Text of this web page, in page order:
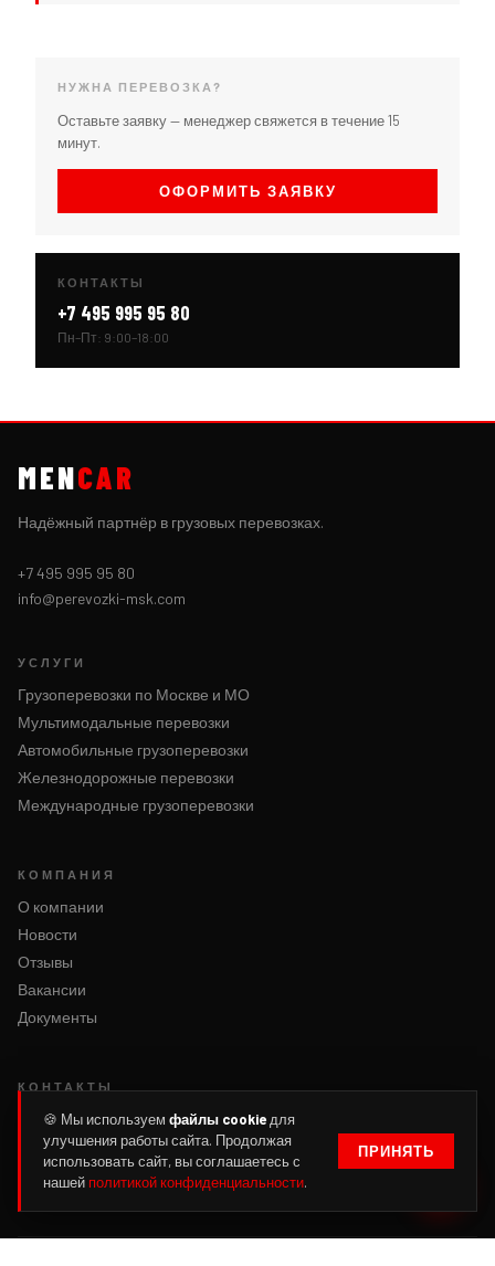
НУЖНА ПЕРЕВОЗКА?
Оставьте заявку — менеджер свяжется в течение 15
минут.
ОФОРМИТЬ ЗАЯВКУ
КОНТАКТЫ
+7 495 995 95 80
Пн–Пт: 9:00–18:00
MENCAR
Надёжный партнёр в грузовых перевозках.
+7 495 995 95 80
info@perevozki-msk.com
УСЛУГИ
Грузоперевозки по Москве и МО
Мультимодальные перевозки
Автомобильные грузоперевозки
Железнодорожные перевозки
Международные грузоперевозки
КОМПАНИЯ
О компании
Новости
Отзывы
Вакансии
Документы
КОНТАКТЫ
Написать нам
Оформить заявку
🍪 Мы используем файлы cookie для
улучшения работы сайта. Продолжая
использовать сайт, вы соглашаетесь с
нашей политикой конфиденциальности.
ПРИНЯТЬ